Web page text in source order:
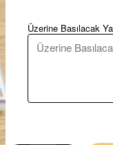
Üzerine Basılacak